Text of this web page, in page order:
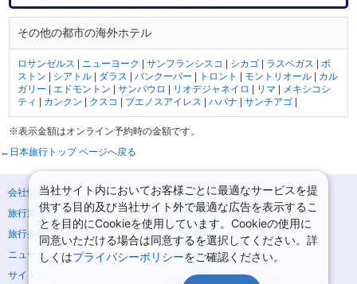
その他の都市の海外ホテル
ロサンゼルス | ニューヨーク |サンフランシスコ | シカゴ | ラスベガス | ボ
ストン | シアトル | ダラス |バンクーバー | トロント | モントリオール | カル
ガリー | エドモントン |サンパウロ | リオデジャネイロ | リマ | メキシコシ
ティ | カンクン | クスコ | ブエノスアイレス |ハバナ |サンチアゴ |
※表示金額はオンライン予約時の金額です。
←日本旅行トップ ページへ戻る
会社情報
プライバシーポリシー
旅行業登録票・約款
規約集
旅行条件書
商標について
ニュースリリース
採用情報
サイトマップ
システムメンテナンスの
当社サイト内においてお客様ごとに最適なサービスを提
供する目的及び当社サイト外で最適な広告を表示するこ
とを目的にCookieを使用しています。Cookieの使用に
同意いただける場合は同意するを選択してください。詳
しくはプライバシーポリシーをご確認ください。